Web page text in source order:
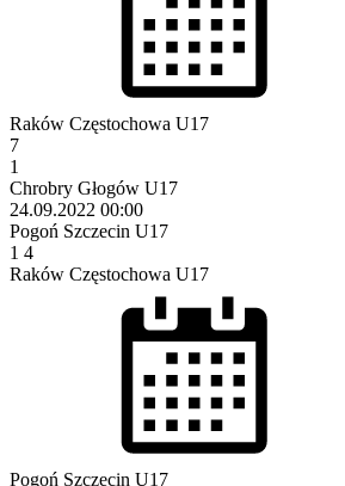
Raków Częstochowa U17
7
1
Chrobry Głogów U17
24.09.2022 00:00
Pogoń Szczecin U17
1 4
Raków Częstochowa U17
Pogoń Szczecin U17